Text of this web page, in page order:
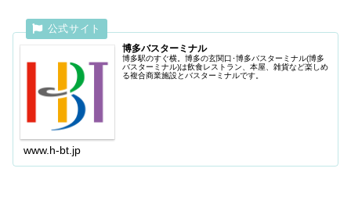
博多バスターミナル
博多駅のすぐ横。博多の玄関口･博多バスターミナル(博多
バスターミナル)は飲食レストラン、本屋、雑貨など楽しめ
る複合商業施設とバスターミナルです。
www.h-bt.jp